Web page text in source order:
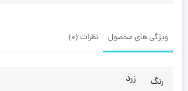
ویژگی های محصول نظرات (0)
رنگ زرد